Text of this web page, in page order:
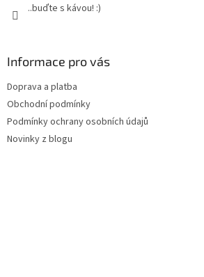
..buďte s kávou! :)
Informace pro vás
Doprava a platba
Obchodní podmínky
Podmínky ochrany osobních údajů
Novinky z blogu